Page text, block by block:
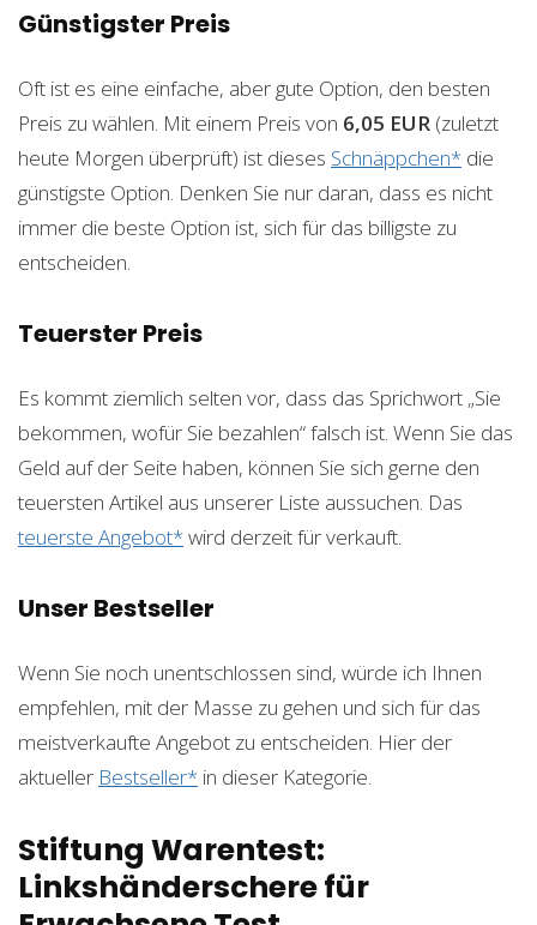
Günstigster Preis
Oft ist es eine einfache, aber gute Option, den besten
Preis zu wählen. Mit einem Preis von 6,05 EUR (zuletzt
heute Morgen überprüft) ist dieses Schnäppchen* die
günstigste Option. Denken Sie nur daran, dass es nicht
immer die beste Option ist, sich für das billigste zu
entscheiden.
Teuerster Preis
Es kommt ziemlich selten vor, dass das Sprichwort „Sie
bekommen, wofür Sie bezahlen“ falsch ist. Wenn Sie das
Geld auf der Seite haben, können Sie sich gerne den
teuersten Artikel aus unserer Liste aussuchen. Das
teuerste Angebot*wird derzeit fürverkauft.
Unser Bestseller
Wenn Sie noch unentschlossen sind, würde ich Ihnen
empfehlen, mit der Masse zu gehen und sich für das
meistverkaufte Angebot zu entscheiden. Hier der
aktueller Bestseller* in dieser Kategorie.
Stiftung Warentest:
Linkshänderschere für